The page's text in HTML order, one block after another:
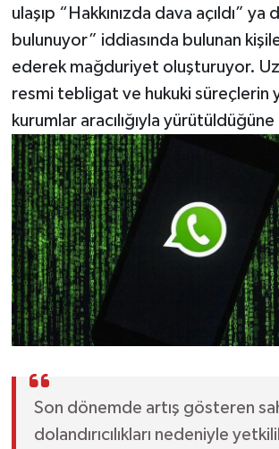
ulaşıp “Hakkınızda dava açıldı” ya
bulunuyor” iddiasında bulunan
ederek mağduriyet oluşturuyor.
resmi tebligat ve hukuki süreçlerin
kurumlar aracılığıyla
Son dönemde artış gösteren
dolandırıcılıkları nedeniyle